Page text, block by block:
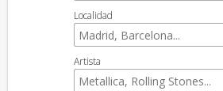
Localidad
Artista